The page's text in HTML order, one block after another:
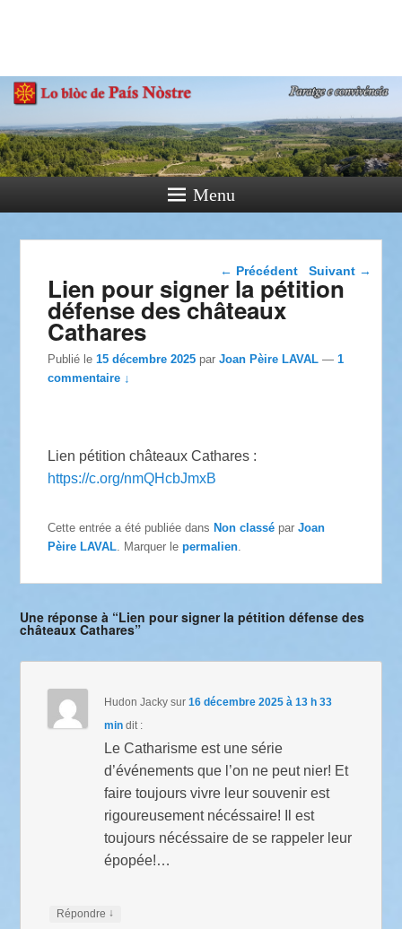
Paratge e Convivència
Menu
Navigation dans les
articles
← Précédent Suivant →
Lien pour signer la pétition
défense des châteaux
Cathares
Publié le15 décembre 2025 parJoan Pèire LAVAL —1
commentaire ↓
Lien pétition châteaux Cathares :
https://c.org/nmQHcbJmxB
Cette entrée a été publiée dansNon classé parJoan
Pèire LAVAL . Marquer lepermalien
Une réponse à “Lien pour signer la pétition défense des
châteaux Cathares”
Hudon Jacky sur16 décembre 2025 à 13 h 33
min dit :
Le Catharisme est une série
d’événements que l’on ne peut nier! Et
faire toujours vivre leur souvenir est
rigoureusement nécéssaire! Il est
toujours nécéssaire de se rappeler leur
épopée!…
Répondre ↓